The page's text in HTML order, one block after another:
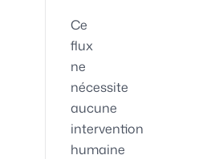
Ce
flux
ne
nécessite
aucune
intervention
humaine